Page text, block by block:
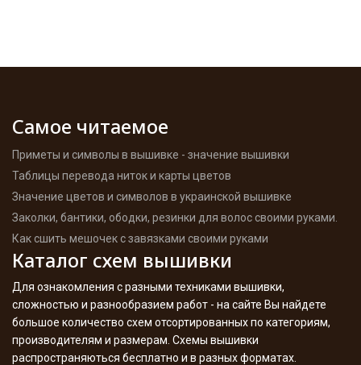
Самое читаемое
Приметы и символы в вышивке - значение вышивки
Таблицы перевода ниток и карты цветов
Значение цветов и символов в украинской вышивке
Заколки, бантики, ободки, резинки для волос своими руками.
Как сшить мешочек с завязками своими руками
Каталог схем вышивки
Для ознакомления с разными техниками вышивки,
сложностью и разнообразием работ - на сайте Вы найдете
большое количество схем отсортированных по категориям,
производителям и размерам. Схемы вышивки
распространяються бесплатно и в разных форматах.